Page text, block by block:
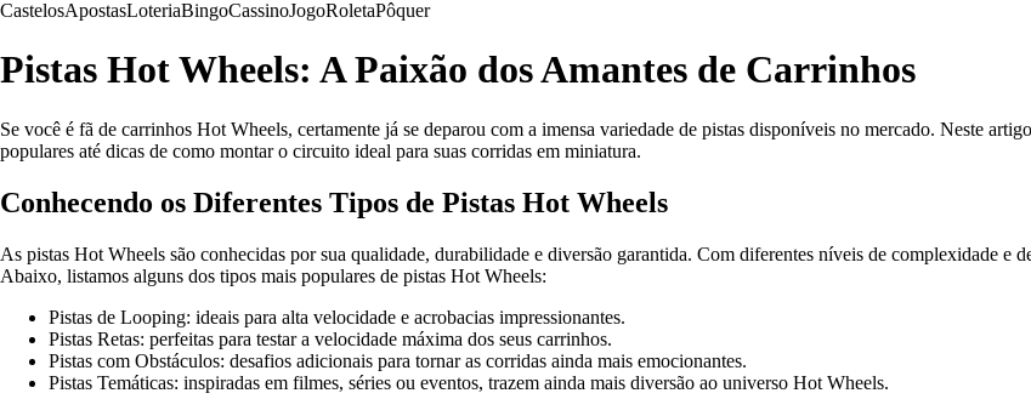
CastelosApostasLoteriaBingoCassinoJogoRoletaPôquer
Pistas Hot Wheels: A Paixão dos Amantes de Carrinhos
Se você é fã de carrinhos Hot Wheels, certamente já se deparou com a imensa variedade de pistas disponíveis no mercado. Neste
populares até dicas de como montar o circuito ideal para suas corridas em miniatura.
Conhecendo os Diferentes Tipos de Pistas Hot Wheels
As pistas Hot Wheels são conhecidas por sua qualidade, durabilidade e diversão garantida. Com diferentes níveis de complexidade e
Abaixo, listamos alguns dos tipos mais populares de pistas Hot Wheels:
Pistas de Looping: ideais para alta velocidade e acrobacias impressionantes.
Pistas Retas: perfeitas para testar a velocidade máxima dos seus carrinhos.
Pistas com Obstáculos: desafios adicionais para tornar as corridas ainda mais emocionantes.
Pistas Temáticas: inspiradas em filmes, séries ou eventos, trazem ainda mais diversão ao universo Hot Wheels.